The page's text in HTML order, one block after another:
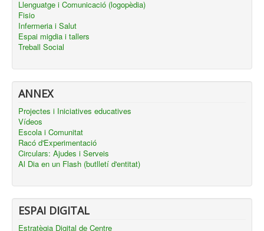
Llenguatge i Comunicació (logopèdia)
Fisio
Infermeria i Salut
Espai migdia i tallers
Treball Social
ANNEX
Projectes i Iniciatives educatives
Vídeos
Escola i Comunitat
Racó d'Experimentació
Circulars: Ajudes i Serveis
Al Dia en un Flash (butlletí d'entitat)
ESPAI DIGITAL
Estratègia Digital de Centre